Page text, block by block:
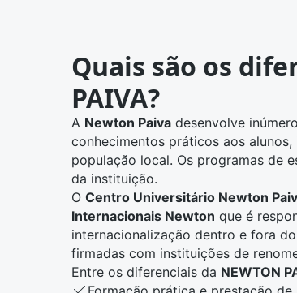
Quais são os
PAIVA?
A Newton Paiva desenvolve
conhecimentos práticos aos
população local. Os programas de
da instituição.
O Centro Universitário Newton
Internacionais Newton que é
internacionalização dentro e fora
firmadas com instituições de
Entre os diferenciais da NEWTON